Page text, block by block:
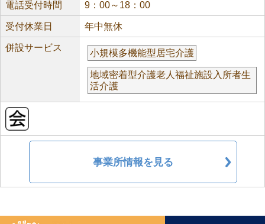
電話受付時間 9：00～18：00
受付休業日 年中無休
併設サービス
小規模多機能型居宅介護
地域密着型介護老人福祉施設入所者生
活介護
事業所情報を見る